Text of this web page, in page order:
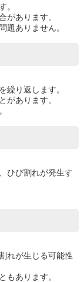
。
があります。
題ありません。
繰り返します。
があります。
ひび割れが発生す
れが生じる可能性
もあります。